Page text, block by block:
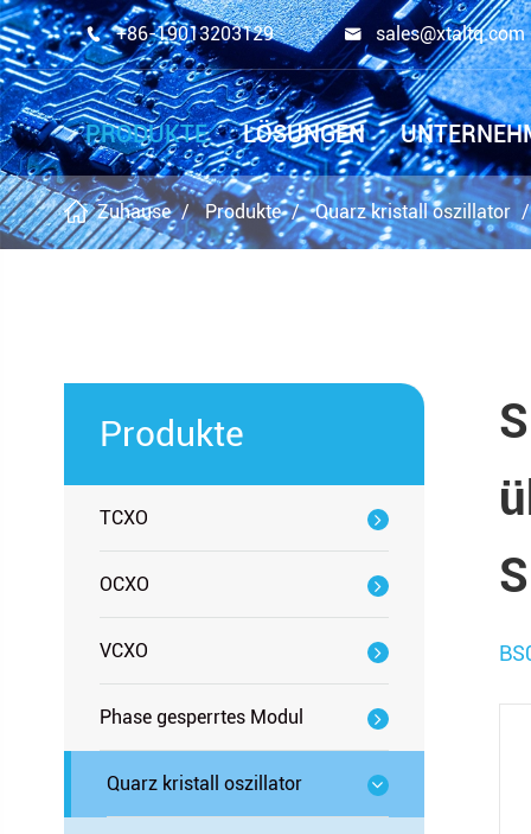
 +86-19013203129  sales@xtaltq.com
PRODUKTE LÖSUNGEN
Zuhause Produkte Quarz kristall oszillator
Produkte
TCXO
OCXO
VCXO
Phase gesperrtes Modul
Quarz kristall oszillator